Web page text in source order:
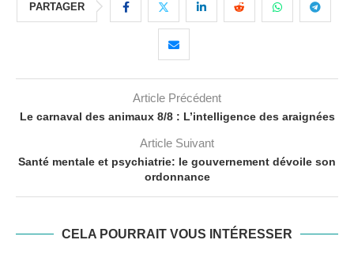
PARTAGER
Article Précédent
Le carnaval des animaux 8/8 : L’intelligence des araignées
Article Suivant
Santé mentale et psychiatrie: le gouvernement dévoile son
ordonnance
CELA POURRAIT VOUS INTÉRESSER